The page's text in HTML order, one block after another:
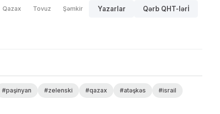
Qazax Tovuz Şəmkir Yazarlar Qərb QHT-lərİ
#paşinyan #zelenski #qazax #atəşkəs
#israil